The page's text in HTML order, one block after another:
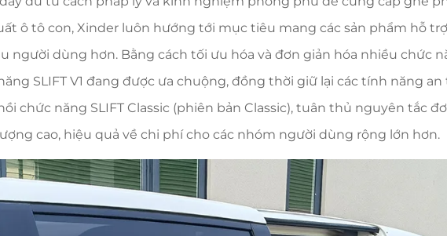
ô tô con, Xinder luôn hướng tới mục tiêu mang các sản phẩm hỗ
người dùng hơn. Bằng cách tối ưu hóa và đơn giản hóa nhiều chức
SLIFT V1 đang được ưa chuộng, đồng thời giữ lại các tính năng
chức năng SLIFT Classic (phiên bản Classic), tuân thủ nguyên tắc
cao, hiệu quả về chi phí cho các nhóm người dùng rộng lớn hơn.